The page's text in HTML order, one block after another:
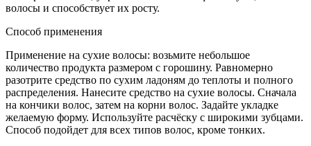
волосы и способствует их росту.
Способ применения
Применение на сухие волосы: возьмите небольшое
количество продукта размером с горошину. Равномерно
разотрите средство по сухим ладоням до теплоты и полного
распределения. Нанесите средство на сухие волосы. Сначала
на кончики волос, затем на корни волос. Задайте укладке
желаемую форму. Используйте расчёску с широкими зубцами.
Способ подойдет для всех типов волос, кроме тонких.